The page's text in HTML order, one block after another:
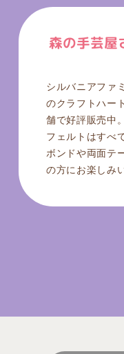
森の手芸屋
シルバニアファ
のクラフトハー
舗で好評販売中。
フェルトはすべ
ボンドや両面テ
の方にお楽しみ